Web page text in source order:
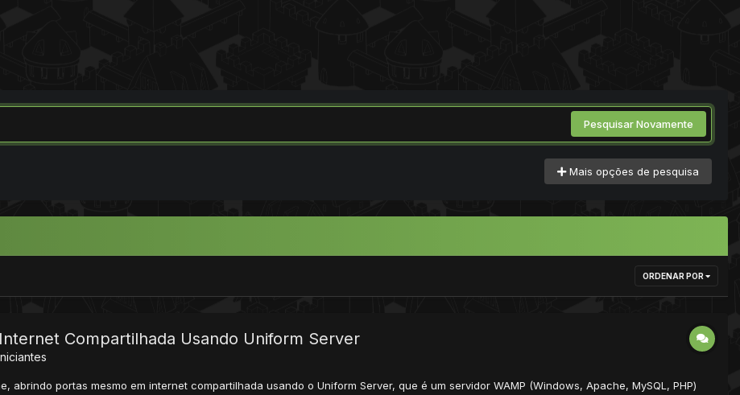
Pesquisar Novamente
Mais opções de pesquisa
ORDENAR POR
Compartilhada Usando Uniform Server
abrindo portas mesmo em internet compartilhada usando o Uniform Server, que é um servidor WAMP (Windows, Apache, MySQL, PHP)